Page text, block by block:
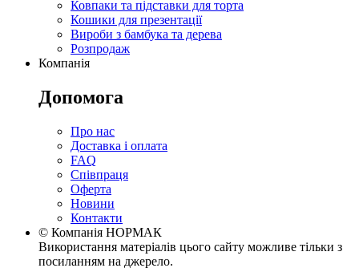
Ковпаки та підставки для торта
Кошики для презентації
Вироби з бамбука та дерева
Розпродаж
Компанія
Допомога
Про нас
Доставка і оплата
FAQ
Співпраця
Оферта
Новини
Контакти
© Компанія НОРМАК
Використання матеріалів цього сайту можливе тільки з
посиланням на джерело.